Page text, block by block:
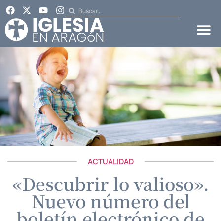
ACTUALIDAD
«Descubrir lo valioso».
Nuevo número del